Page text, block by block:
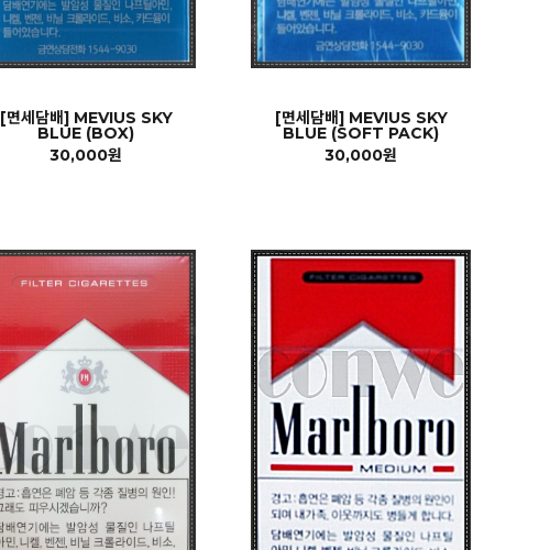
[면세담배] MEVIUS SKY
BLUE (BOX)
30,000원
[면세담배] MEVIUS SKY
BLUE (SOFT PACK)
30,000원